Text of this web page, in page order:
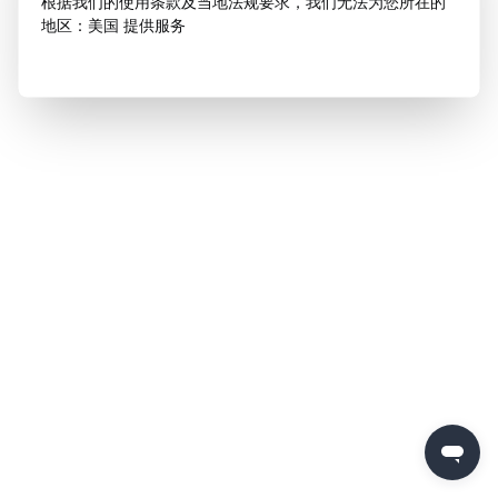
地区：美国 提供服务